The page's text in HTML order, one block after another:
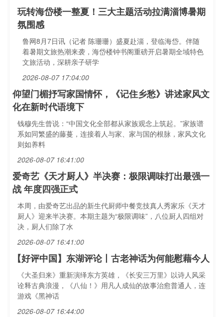
玩转海岱楼一整夏！三大主题活动拉满淄博暑期
氛围感
鲁网8月7日讯（记者 陈珊珊）盛夏赴淄，登临海岱。伴随
着暑期文旅热潮来袭，海岱楼钟书阁重磅开启暑期全域特色
文旅活动，深耕亲子研学
2026-08-07 17:04:00
仰望门楣抒写家国情怀，《记住乡愁》讲述家风文
化在新时代语境下
钱穆先生曾说：“中国文化全部都从家族观念上筑起。”家族谱
系如同繁盛的藤蔓，连接着人与家、家与国的根脉，家风文化
则如养料
2026-08-07 16:41:00
爱奇艺《天才厨人》半决赛：极限调味打出最强一
战 年度四强正式
本周，由爱奇艺出品的新生代厨师中餐竞技真人秀家乐《天才
厨人》迎来半决赛。本期主题为“极限调味”，八位厨人四组对
决，厨人们除了水
2026-08-07 16:41:00
【好评中国】东湖评论丨古老神话为何能慰藉今人
《大圣归来》重新演绎东方英雄，《长安三万里》以诗人风采
诠释古典浪漫，《八仙！》用凡人成仙的故事治愈普通人，连
游戏《黑神话
2026-08-07 16:44:00